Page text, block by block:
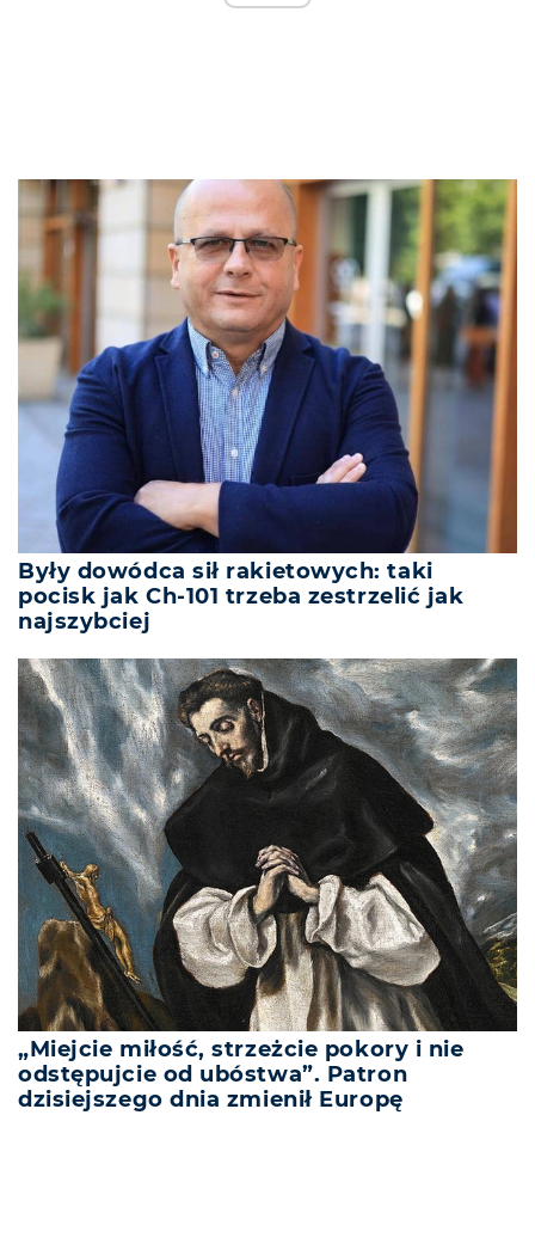
Były dowódca sił rakietowych: taki
pocisk jak Ch-101 trzeba zestrzelić jak
najszybciej
„Miejcie miłość, strzeżcie pokory i nie
odstępujcie od ubóstwa”. Patron
dzisiejszego dnia zmienił Europę